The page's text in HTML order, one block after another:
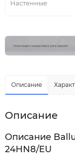
Настенные
Описание
Описание
Описание
24HN8/EU